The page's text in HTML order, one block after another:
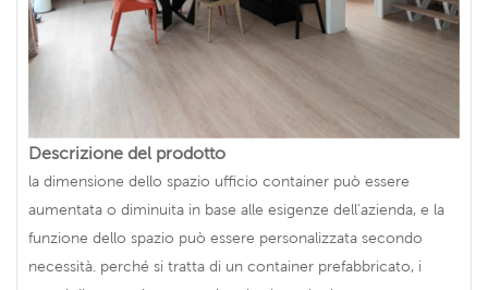
Descrizione del prodotto
la dimensione dello spazio ufficio container può essere
aumentata o diminuita in base alle esigenze dell'azienda, e la
funzione dello spazio può essere personalizzata secondo
necessità. perché si tratta di un container prefabbricato, i